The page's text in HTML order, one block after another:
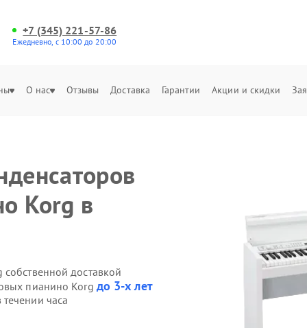
+7 (345) 221-57-86
Ежедневно, с 10:00 до 20:00
О нас Отзывы Доставка Гарантии Акции и скидки
Korg в
доставкой
пианино Korg до 3-х лет
часа